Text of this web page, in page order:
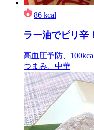
86 kcal
ラー油でピリ辛
高血圧予防、
つまみ、中華